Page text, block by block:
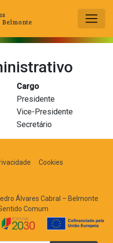
Cargo
Presidente
Vice-Presidente
Secretário
Cookies
Álvares Cabral – Belmonte
Comum